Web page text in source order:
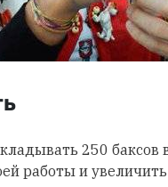
250
работы и